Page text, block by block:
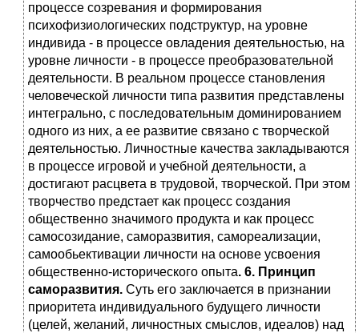
процессе созревания и формирования
психофизиологических подструктур, на уровне
индивида - в процессе овладения деятельностью, на
уровне личности - в процессе преобразовательной
деятельности. В реальном процессе становления
человеческой личности типа развития представлены
интегрально, с последовательным доминированием
одного из них, а ее развитие связано с творческой
деятельностью. Личностные качества закладываются
в процессе игровой и учебной деятельности, а
достигают расцвета в трудовой, творческой. При этом
творчество предстает как процесс создания
общественно значимого продукта и как процесс
самосозидание, саморазвития, самореализации,
самообьективации личности на основе усвоения
общественно-исторического опыта. 6. Принцип
саморазвития. Суть его заключается в признании
приоритета индивидуального будущего личности
(целей, желаний, личностных смыслов, идеалов) над